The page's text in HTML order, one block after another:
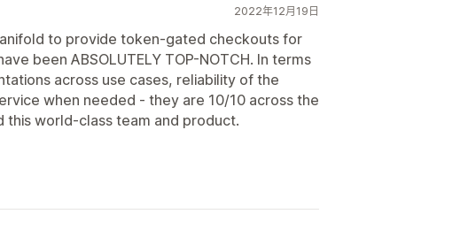
2022年12月19日
to provide token-gated checkouts for
been ABSOLUTELY TOP-NOTCH. In terms
across use cases, reliability of the
when needed - they are 10/10 across the
world-class team and product.